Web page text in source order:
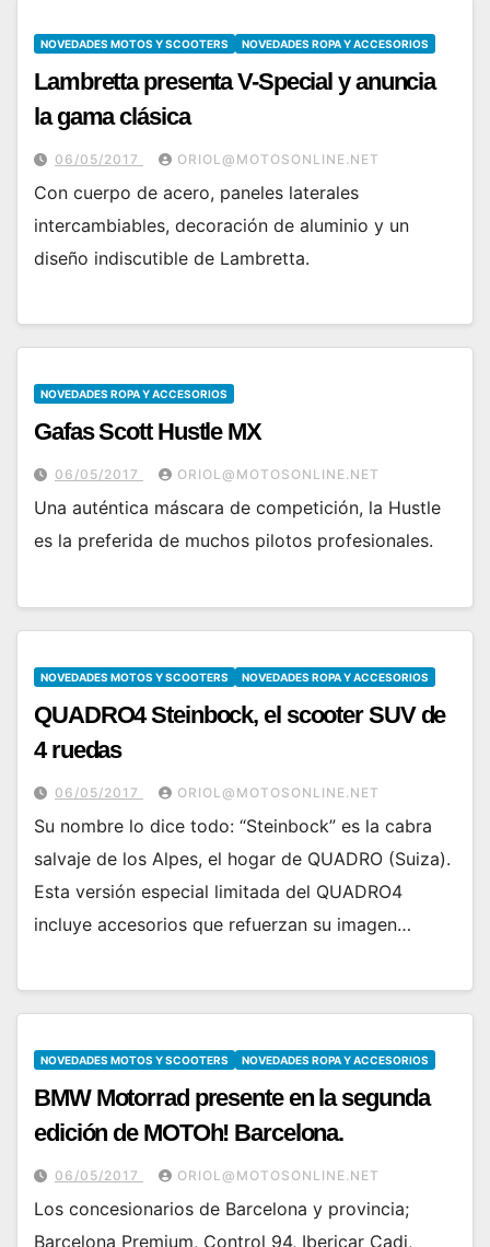
NOVEDADES MOTOS Y SCOOTERS NOVEDADES ROPA Y ACCESORIOS
Lambretta presenta V-Special y anuncia
la gama clásica
06/05/2017 ORIOL@MOTOSONLINE.NET
Con cuerpo de acero, paneles laterales
intercambiables, decoración de aluminio y un
diseño indiscutible de Lambretta.
NOVEDADES ROPA Y ACCESORIOS
Gafas Scott Hustle MX
06/05/2017 ORIOL@MOTOSONLINE.NET
Una auténtica máscara de competición, la Hustle
es la preferida de muchos pilotos profesionales.
NOVEDADES MOTOS Y SCOOTERS NOVEDADES ROPA Y ACCESORIOS
QUADRO4 Steinbock, el scooter SUV de
4 ruedas
06/05/2017 ORIOL@MOTOSONLINE.NET
Su nombre lo dice todo: “Steinbock” es la cabra
salvaje de los Alpes, el hogar de QUADRO (Suiza).
Esta versión especial limitada del QUADRO4
incluye accesorios que refuerzan su imagen…
NOVEDADES MOTOS Y SCOOTERS NOVEDADES ROPA Y ACCESORIOS
BMW Motorrad presente en la segunda
edición de MOTOh! Barcelona.
06/05/2017 ORIOL@MOTOSONLINE.NET
Los concesionarios de Barcelona y provincia;
Barcelona Premium, Control 94, Ibericar Cadi,